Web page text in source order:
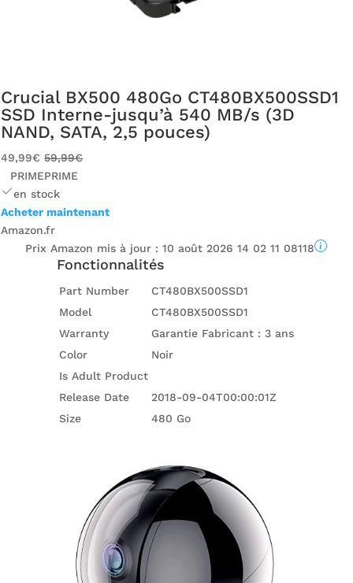
Crucial BX500 480Go CT480BX500SSD1
SSD Interne-jusqu’à 540 MB/s (3D
NAND, SATA, 2,5 pouces)
49,99€59,99€
PRIMEPRIME
en stock
Acheter maintenant
Amazon.fr
Prix ​​Amazon mis à jour :10 août 2026 14 02 11 08118
Fonctionnalités
Part Number
CT480BX500SSD1
Model
CT480BX500SSD1
Warranty
Garantie Fabricant : 3 ans
Color
Noir
Is Adult Product
Release Date
2018-09-04T00:00:01Z
Size
480 Go